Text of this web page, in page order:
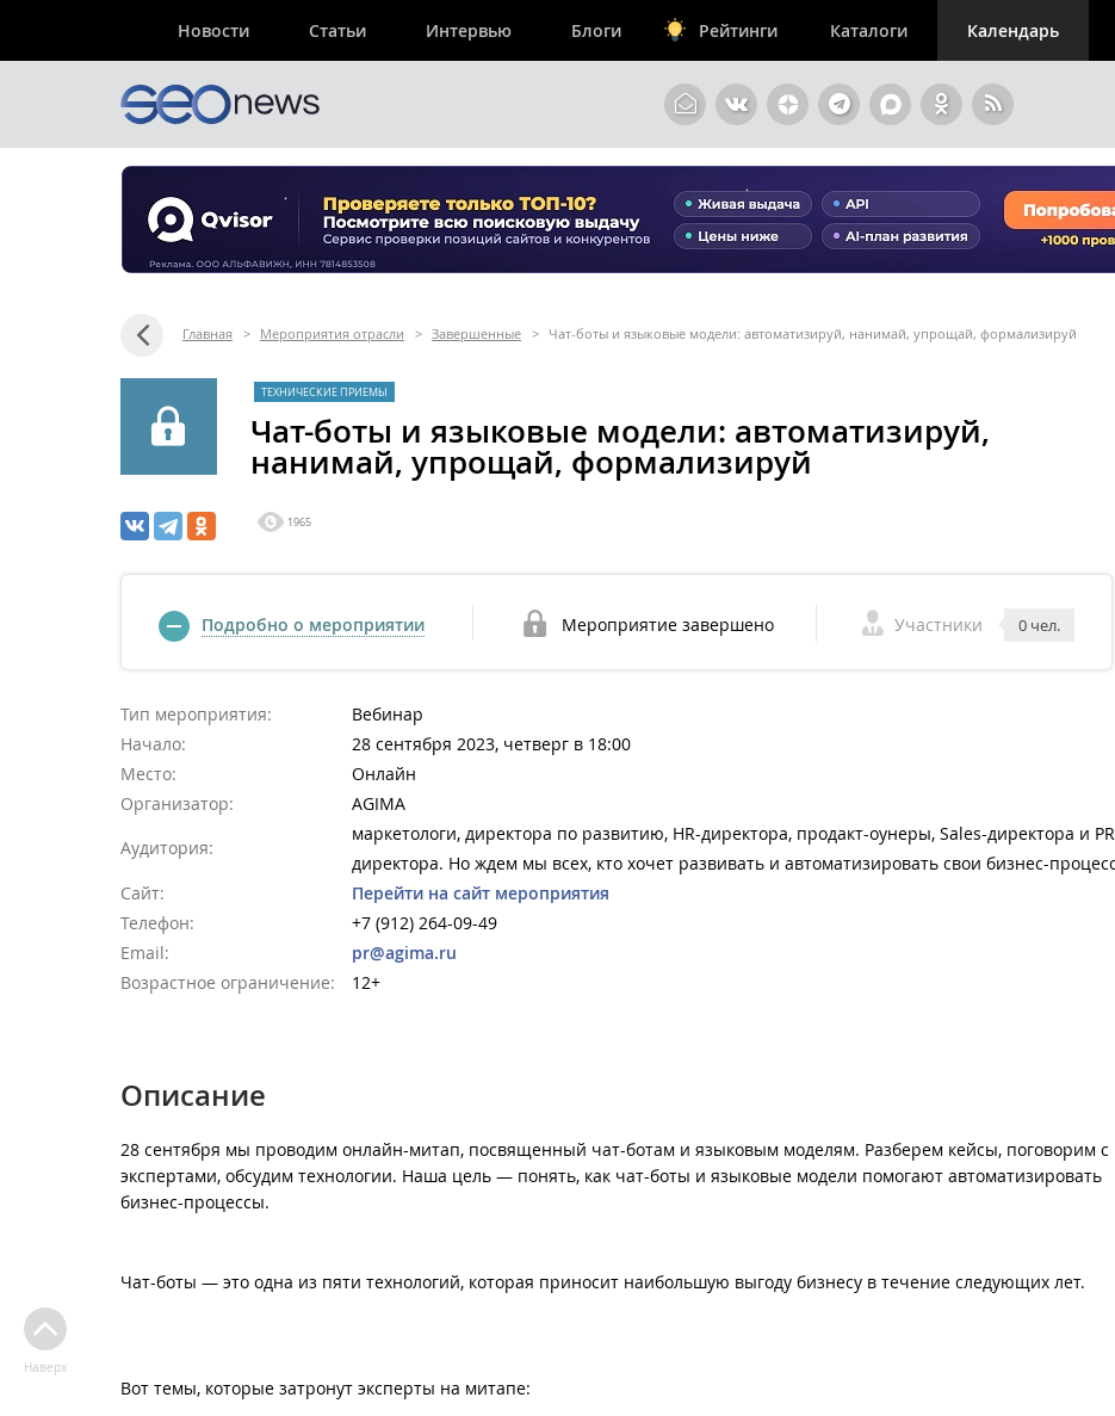
Новости Статьи Интервью Блоги Рейтинги Каталоги Календарь
Главная > Мероприятия отрасли > Завершенные > Чат-боты и языковые модели: автоматизируй, нанимай, упрощай, формализируй
ТЕХНИЧЕСКИЕ ПРИЕМЫ
Чат-боты и языковые модели: автоматизируй,
нанимай, упрощай, формализируй
1965
Подробно о мероприятии Мероприятие завершено Участники 0 чел.
Тип мероприятия:
Вебинар
Начало:
28 сентября 2023, четверг в 18:00
Место:
Онлайн
Организатор:
AGIMA
Аудитория:
маркетологи, директора по развитию, HR-директора, продакт-оунеры, Sales-директора и
директора. Но ждем мы всех, кто хочет развивать и автоматизировать свои бизнес-
Сайт:
Перейти на сайт мероприятия
Телефон:
+7 (912) 264-09-49
Email:
pr@agima.ru
Возрастное ограничение:
12+
Описание
28 сентября мы проводим онлайн-митап, посвященный чат-ботам и языковым моделям. Разберем кейсы, поговорим с
экспертами, обсудим технологии. Наша цель — понять, как чат-боты и языковые модели помогают автоматизировать
бизнес-процессы.
Чат-боты — это одна из пяти технологий, которая приносит наибольшую выгоду бизнесу в течение следующих лет.
Вот темы, которые затронут эксперты на митапе:
Наверх